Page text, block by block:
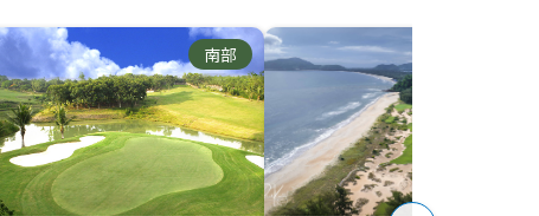
南部